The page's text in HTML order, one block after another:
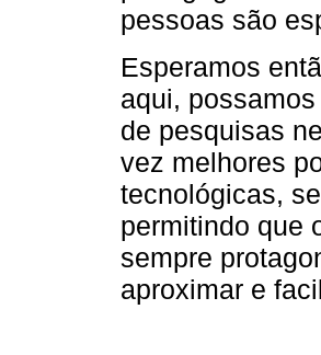
pessoas são
Esperamos
aqui,
de pesquisas
vez melhores
tecnológicas,
permitindo que
sempre
aproximar e